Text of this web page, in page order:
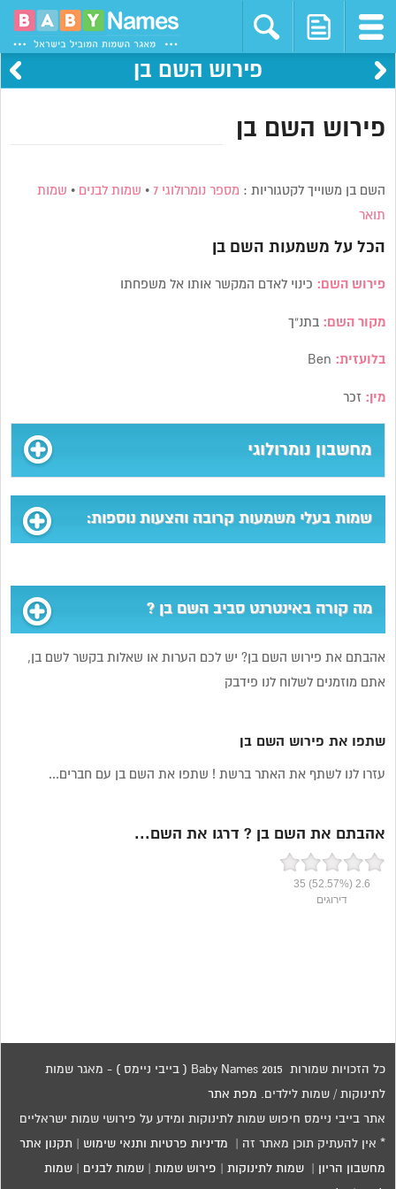
פירוש השם בן
פירוש השם בן
השם בן משוייך לקטגוריות : מספר נומרולוגי 7 • שמות לבנים • שמות
תואר
הכל על משמעות השםבן
פירוש השם: כינוי לאדם המקשר אותו אל משפחתו
מקור השם: בתנ”ך
בלועזית:
מין: זכר
מחשבון נומרולוגי
שמות בעלי משמעות קרובה והצעות נוספות:
מה קורה באינטרנט סביב השם בן ?
אהבתם את פירוש השם בן? יש לכם הערות או שאלות בקשר לשם בן,
אתם מוזמנים לשלוח לנו פידבק
שתפו את פירוש השם בן
עזרו לנו לשתף את האתר ברשת ! שתפו את השם בן עם חברים...
אהבתם את השם בן ? דרגו את השם...
2.6
(52.57%)
35
דירוגים
כל הזכויות שמורות 2015 Baby Names ( בייבי ניימס ) - מאגר שמות
לתינוקות / שמות לילדים. מפת אתר
אתר בייבי ניימס חיפוש שמות לתינוקות ומידע על פירושי שמות ישראליים
* אין להעתיק תוכן מאתר זה | מדיניות פרטיות ותנאי שימוש תקנון אתר
מחשבון הריון |שמות לתינוקות פירוש שמות |שמות לבנים |שמות